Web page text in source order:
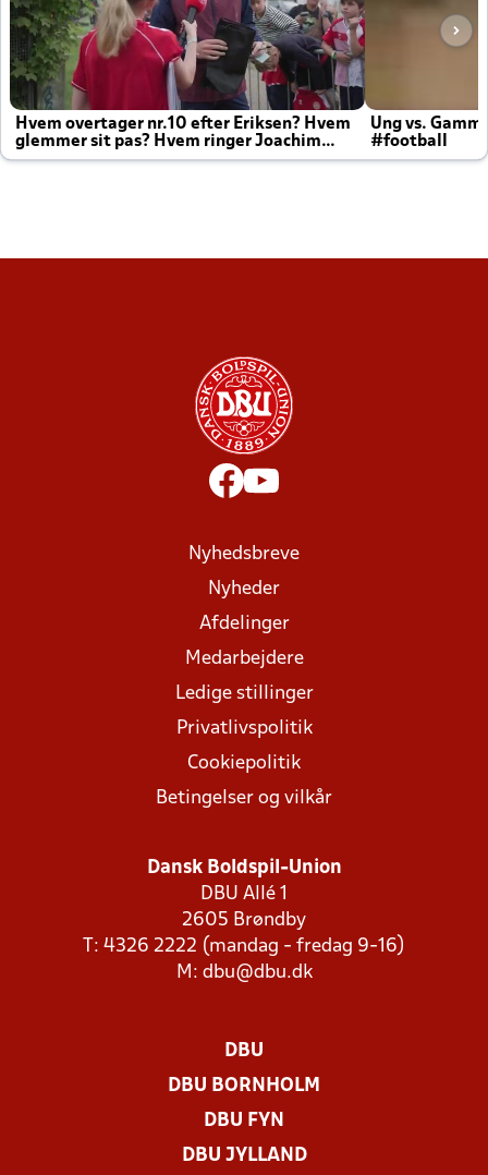
Hvem overtager nr.10 efter Eriksen? Hvem
glemmer sit pas? Hvem ringer Joachim
altid til efter kampe?
Ung vs.
#football
Nyhedsbreve
Nyheder
Afdelinger
Medarbejdere
Ledige stillinger
Privatlivspolitik
Cookiepolitik
Betingelser og vilkår
Dansk Boldspil-Union
DBU Allé 1
2605 Brøndby
T: 4326 2222 (mandag - fredag 9-16)
M: dbu@dbu.dk
DBU
DBU BORNHOLM
DBU FYN
DBU JYLLAND